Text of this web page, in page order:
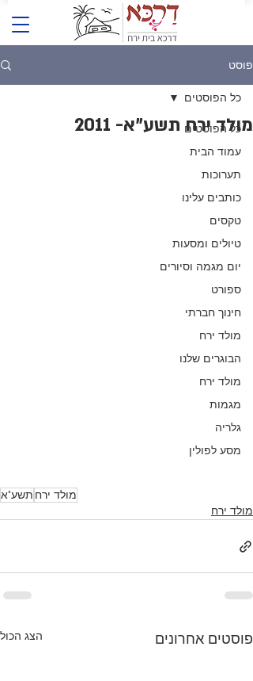
פוסט
כל הפוסטים
עמוד הבית
תערוכות
כותבים עלינו
טקסים
טיולים ומסעות
יום מגמה וסיורים
ספורט
חינוך חברתי
מולד ירח
הבוגרים שלנו
מולד ירח
מגמות
גלריה
מסע לפולין
כל הפוסטים
מולד ירח תשע"א- 2011
מולד ירח תשע"א
מולד ירח
פוסטים אחרונים הצג הכול